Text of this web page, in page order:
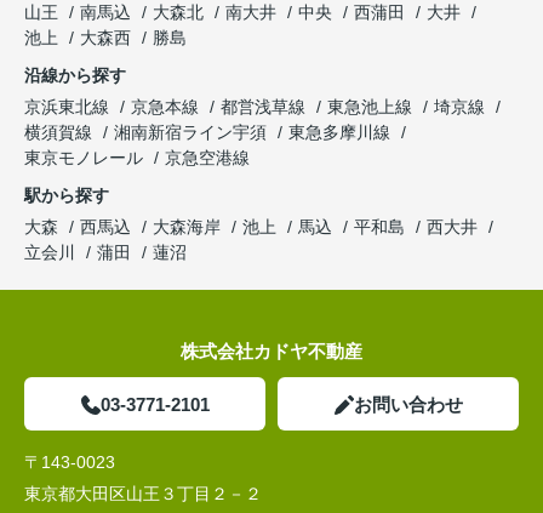
山王
南馬込 大森北 南大井 中央 西蒲田
大井
池上
大森西
勝島
沿線から探す
京浜東北線
京急本線 都営浅草線 東急池上線
埼京線
横須賀線
湘南新宿ライン宇須
東急多摩川線
東京モノレール
京急空港線
駅から探す
大森
西馬込 大森海岸 池上 馬込 平和島
西大井
立会川
蒲田 蓮沼
株式会社カドヤ不動産
03-3771-2101 お問い合わせ
〒143-0023
東京都大田区山王３丁目２－２